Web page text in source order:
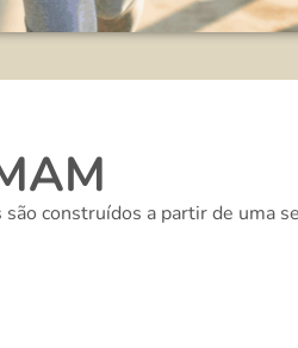
construídos a partir de uma